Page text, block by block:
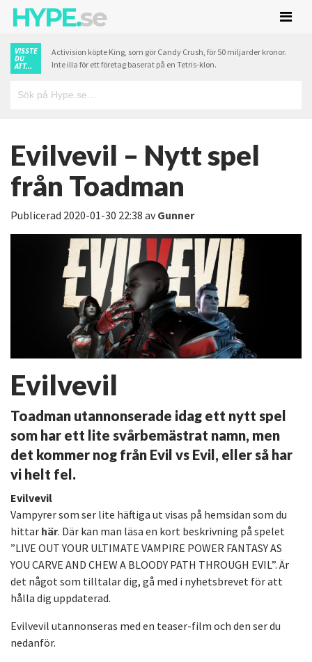
HYPE.se
VISSTE
DU
ATT...
Activision köpte King, som gör Candy Crush, för 50 miljarder kronor.
Inte illa för ett företag baserat på en Tetris-klon.
Evilvevil – Nytt spel
från Toadman
Publicerad 2020-01-30 22:38 avGunner
Evilvevil
Toadman utannonserade idag ett nytt spel
som har ett lite svårbemästrat namn, men
det kommer nog från Evil vs Evil, eller så har
vi helt fel.
Evilvevil
Vampyrer som ser lite häftiga ut visas på hemsidan som du
hittar här. Där kan man läsa en kort beskrivning på spelet
”LIVE OUT YOUR ULTIMATE VAMPIRE POWER FANTASY AS
YOU CARVE AND CHEW A BLOODY PATH THROUGH EVIL”. Är
det något som tilltalar dig, gå med i nyhetsbrevet för att
hålla dig uppdaterad.
Evilvevil utannonseras med en teaser-film och den ser du
nedanför.